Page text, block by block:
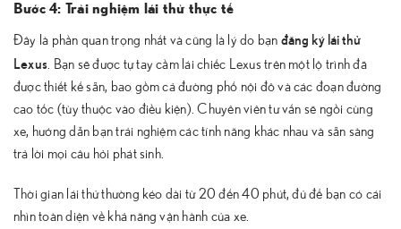
Bước 4: Trải nghiệm lái thử thực tế
Đây là phần quan trọng nhất và cũng là lý do bạn đăng ký lái thử
Lexus . Bạn sẽ được tự tay cầm lái chiếc Lexus trên một lộ trình đã
được thiết kế sẵn, bao gồm cả đường phố nội đô và các đoạn đường
cao tốc (tùy thuộc vào điều kiện). Chuyên viên tư vấn sẽ ngồi cùng
xe, hướng dẫn bạn trải nghiệm các tính năng khác nhau và sẵn sàng
trả lời mọi câu hỏi phát sinh.
Thời gian lái thử thường kéo dài từ 20 đến 40 phút, đủ để bạn có cái
nhìn toàn diện về khả năng vận hành của xe.